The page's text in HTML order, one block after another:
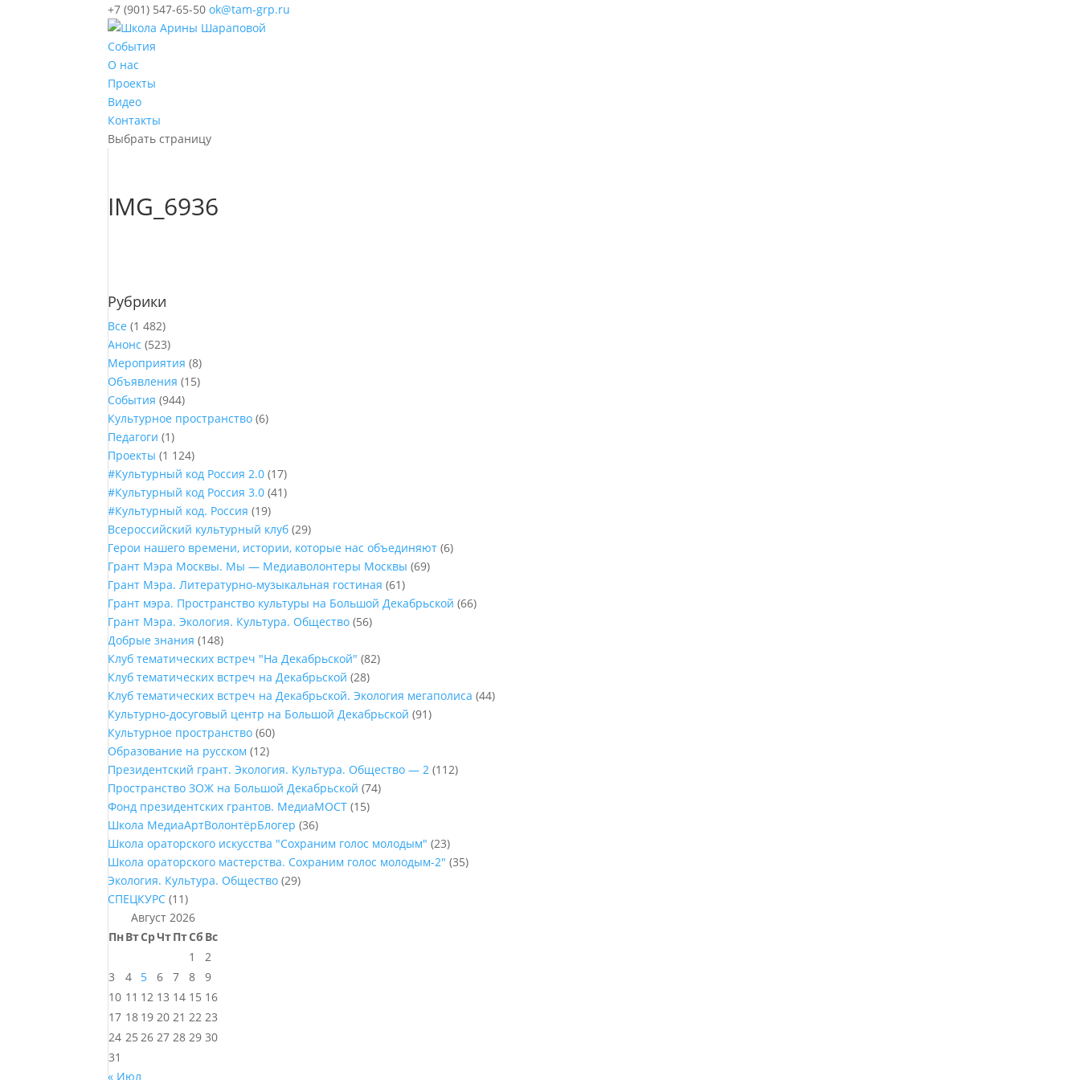
+7 (901) 547-65-50 ok@tam-grp.ru
События
О нас
Проекты
Видео
Контакты
Выбрать страницу
IMG_6936
Рубрики
Все (1 482)
Анонс (523)
Мероприятия (8)
Объявления (15)
События (944)
Культурное пространство (6)
Педагоги (1)
Проекты (1 124)
#Культурный код Россия 2.0 (17)
#Культурный код Россия 3.0 (41)
#Культурный код. Россия (19)
Всероссийский культурный клуб (29)
Герои нашего времени, истории, которые нас объединяют (6)
Грант Мэра Москвы. Мы — Медиаволонтеры Москвы (69)
Грант Мэра. Литературно-музыкальная гостиная (61)
Грант мэра. Пространство культуры на Большой Декабрьской (66)
Грант Мэра. Экология. Культура. Общество (56)
Добрые знания (148)
Клуб тематических встреч "На Декабрьской" (82)
Клуб тематических встреч на Декабрьской (28)
Клуб тематических встреч на Декабрьской. Экология мегаполиса (44)
Культурно-досуговый центр на Большой Декабрьской (91)
Культурное пространство (60)
Образование на русском (12)
Президентский грант. Экология. Культура. Общество — 2 (112)
Пространство ЗОЖ на Большой Декабрьской (74)
Фонд президентских грантов. МедиаМОСТ (15)
Школа МедиаАртВолонтёрБлогер (36)
Школа ораторского искусства "Сохраним голос молодым" (23)
Школа ораторского мастерства. Сохраним голос молодым-2" (35)
Экология. Культура. Общество (29)
СПЕЦКУРС (11)
Август 2026
ПнВтСрЧтПтСб Вс
1
2
3
4 5 6 7 8
9
10 11 12 13 14 15 16
17 18 19 20 21 22 23
24 25 26 27 28 29 30
31
« Июл